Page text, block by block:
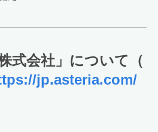
式会社」について
（
jp.asteria.com/